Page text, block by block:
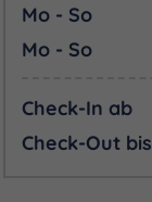
Mo - So
Mo - So
Check-In ab
Check-Out bis